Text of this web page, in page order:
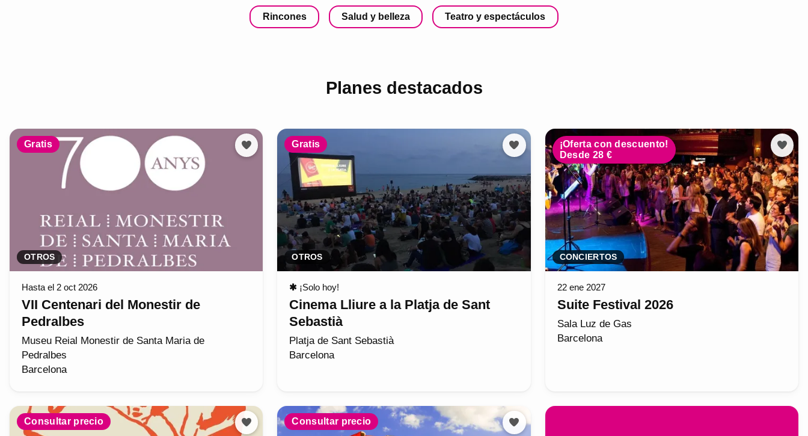
Rincones Salud y belleza Teatro y espectáculos
Planes destacados
Gratis
OTROS
Hasta el 2 oct 2026
VII Centenari del Monestir de
Pedralbes
Museu Reial Monestir de Santa Maria de
Pedralbes
Barcelona
Gratis
OTROS
✱ ¡Solo hoy!
Cinema Lliure a la Platja de Sant
Sebastià
Platja de Sant Sebastià
Barcelona
¡Oferta con descuento!
Desde 28 €
CONCIERTOS
22 ene 2027
Suite Festival 2026
Sala Luz de Gas
Barcelona
Consultar precio Consultar precio